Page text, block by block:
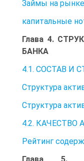
Займы на
капитальные
Глава 4.
БАНКА
4.1. СОСТАВ И
Структура
Структура
4.2. КАЧЕСТВО
Рейтинг